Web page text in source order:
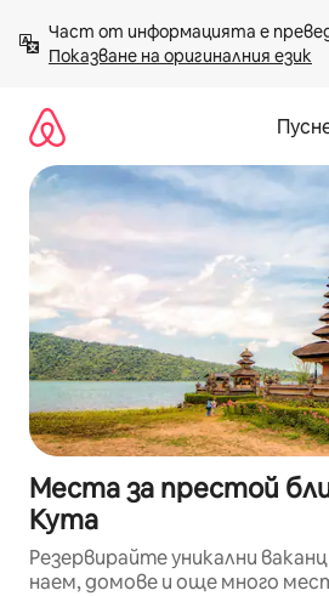
към
съдържанието
Показване на оригиналния език
Места за престой
Кута
Резервирайте уникални
наем, домове и още много